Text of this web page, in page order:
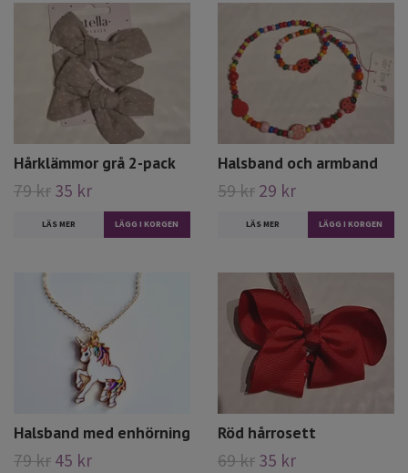
Hårklämmor grå 2-pack
79 kr 35 kr
LÄS MER
Halsband och armband
59 kr 29 kr
LÄS MER
Halsband med enhörning
79 kr 45 kr
Röd hårrosett
69 kr 35 kr